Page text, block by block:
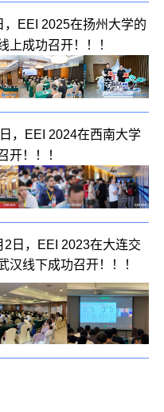
，EEI 2025在扬州大学的
上成功召开！！！
，EEI 2024在西南大学
开！！！
2日，EEI 2023在大连交
汉线下成功召开！！！